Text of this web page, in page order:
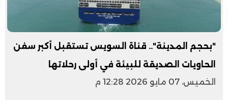
"بحجم المدينة".. قناة السويس تستقبل أكبر سفن
الحاويات الصديقة للبيئة في أولى رحلاتها
الخميس، 07 مايو 2026 12:28 م